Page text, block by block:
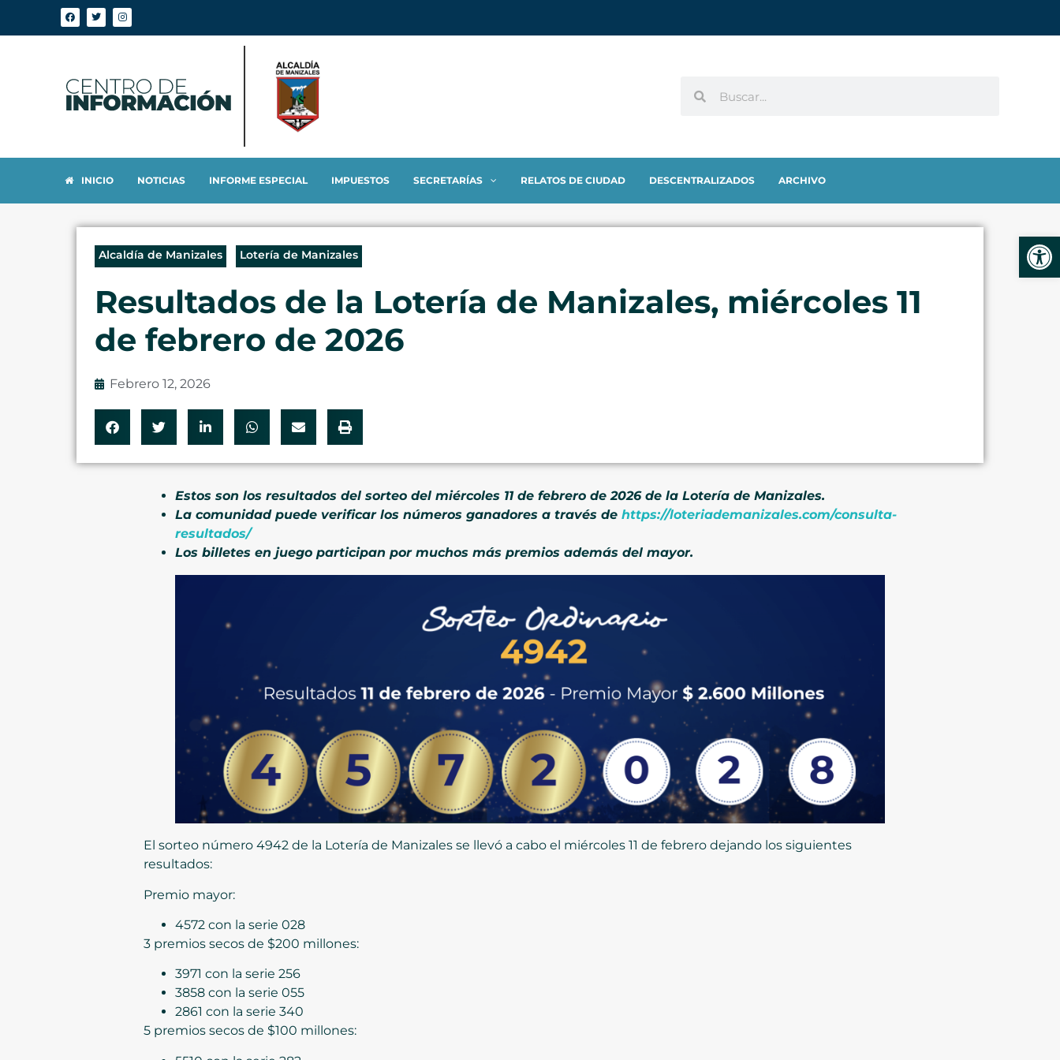
INICIO NOTICIAS INFORME ESPECIAL IMPUESTOS SECRETARÍAS RELATOS DE CIUDAD DESCENTRALIZADOS ARCHIVO
Alcaldía de Manizales Lotería de Manizales
Resultados de la Lotería de Manizales, miércoles 11
de febrero de 2026
Febrero 12, 2026
Estos son los resultados del sorteo del miércoles 11 de febrero de 2026 de la Lotería de Manizales.
La comunidad puede verificar los números ganadores a través de https://loteriademanizales.com/consulta-
resultados/
Los billetes en juego participan por muchos más premios además del mayor.
El sorteo número 4942 de la Lotería de Manizales se llevó a cabo el miércoles 11 de febrero dejando los siguientes
resultados:
Premio mayor:
4572 con la serie 028
3 premios secos de $200 millones:
3971 con la serie 256
3858 con la serie 055
2861 con la serie 340
5 premios secos de $100 millones: